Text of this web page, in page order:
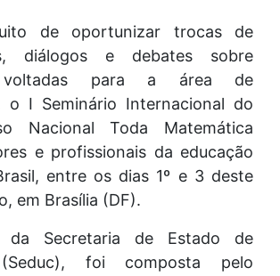
de oportunizar trocas de
diálogos e debates sobre
voltadas para a área de
o I Seminário Internacional do
Nacional Toda Matemática
e profissionais da educação
entre os dias 1º e 3 deste
em Brasília (DF).
da Secretaria de Estado de
(Seduc), foi composta pelo